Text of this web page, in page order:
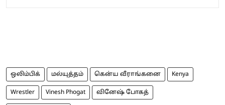
ஒலிம்பிக் மல்யுத்தம் கென்ய வீராங்கனை Kenya
Wrestler Vinesh Phogat வினேஷ் போகத்